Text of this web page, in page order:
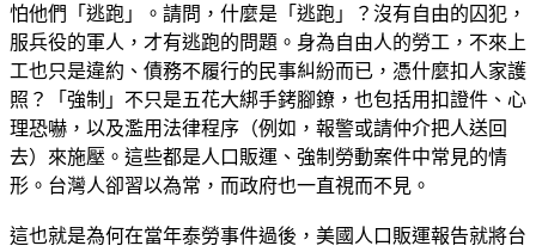
怕他們「逃跑」。請問，什麼是「逃跑」？沒有自由的囚犯，
服兵役的軍人，才有逃跑的問題。身為自由人的勞工，不來上
工也只是違約、債務不履行的民事糾紛而已，憑什麼扣人家護
照？「強制」不只是五花大綁手銬腳鐐，也包括用扣證件、心
理恐嚇，以及濫用法律程序（例如，報警或請仲介把人送回
去）來施壓。這些都是人口販運、強制勞動案件中常見的情
形。台灣人卻習以為常，而政府也一直視而不見。
這也就是為何在當年泰勞事件過後，美國人口販運報告就將台